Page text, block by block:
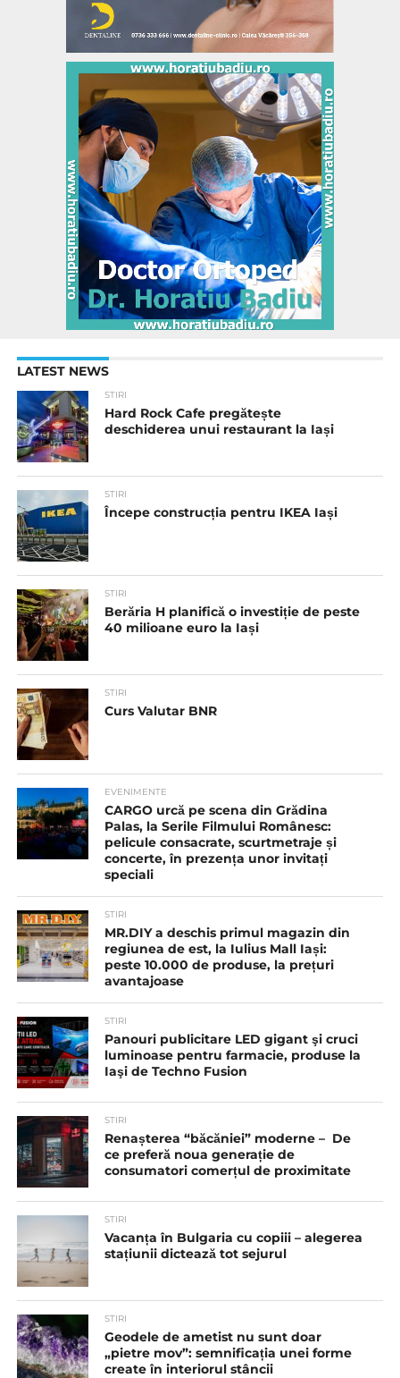
LATEST NEWS
STIRI
Hard Rock Cafe pregătește
deschiderea unui restaurant la Iași
STIRI
Începe construcția pentru IKEA Iași
STIRI
Berăria H planifică o investiție de peste
40 milioane euro la Iași
STIRI
Curs Valutar BNR
EVENIMENTE
CARGO urcă pe scena din Grădina
Palas, la Serile Filmului Românesc:
pelicule consacrate, scurtmetraje și
concerte, în prezența unor invitați
speciali
STIRI
MR.DIY a deschis primul magazin din
regiunea de est, la Iulius Mall Iași:
peste 10.000 de produse, la prețuri
avantajoase
STIRI
Panouri publicitare LED gigant şi cruci
luminoase pentru farmacie, produse la
Iaşi de Techno Fusion
STIRI
Renașterea “băcăniei” moderne – De
ce preferă noua generație de
consumatori comerțul de proximitate
STIRI
Vacanța în Bulgaria cu copiii – alegerea
stațiunii dictează tot sejurul
STIRI
Geodele de ametist nu sunt doar
„pietre mov”: semnificația unei forme
create în interiorul stâncii